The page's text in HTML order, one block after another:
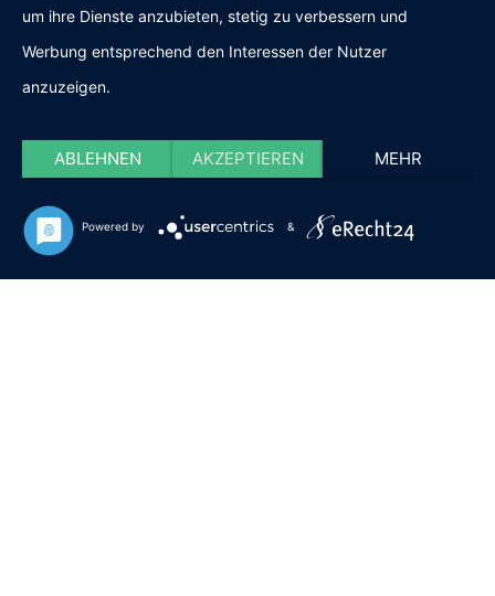
um ihre Dienste anzubieten, stetig zu verbessern und
Werbung entsprechend den Interessen der Nutzer
anzuzeigen.
ABLEHNEN AKZEPTIEREN MEHR
Powered by &